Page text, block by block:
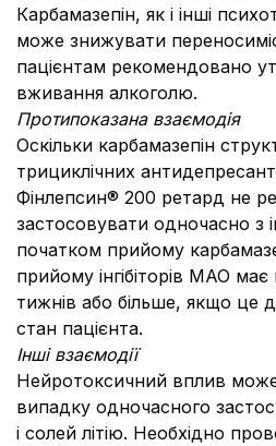
Карбамазепін, як і інші
може знижувати
пацієнтам рекомендовано
вживання алкоголю.
Протипоказана взаємодія
Оскільки карбамазепін
трициклічних
Фiнлепсин® 200 ретард не
застосовувати одночасно з
початком прийому
прийому інгібіторів МАО
тижнів або більше, якщо це
стан пацієнта.
Інші взаємодії
Нейротоксичний вплив
випадку одночасного
і солей літію. Необхідно